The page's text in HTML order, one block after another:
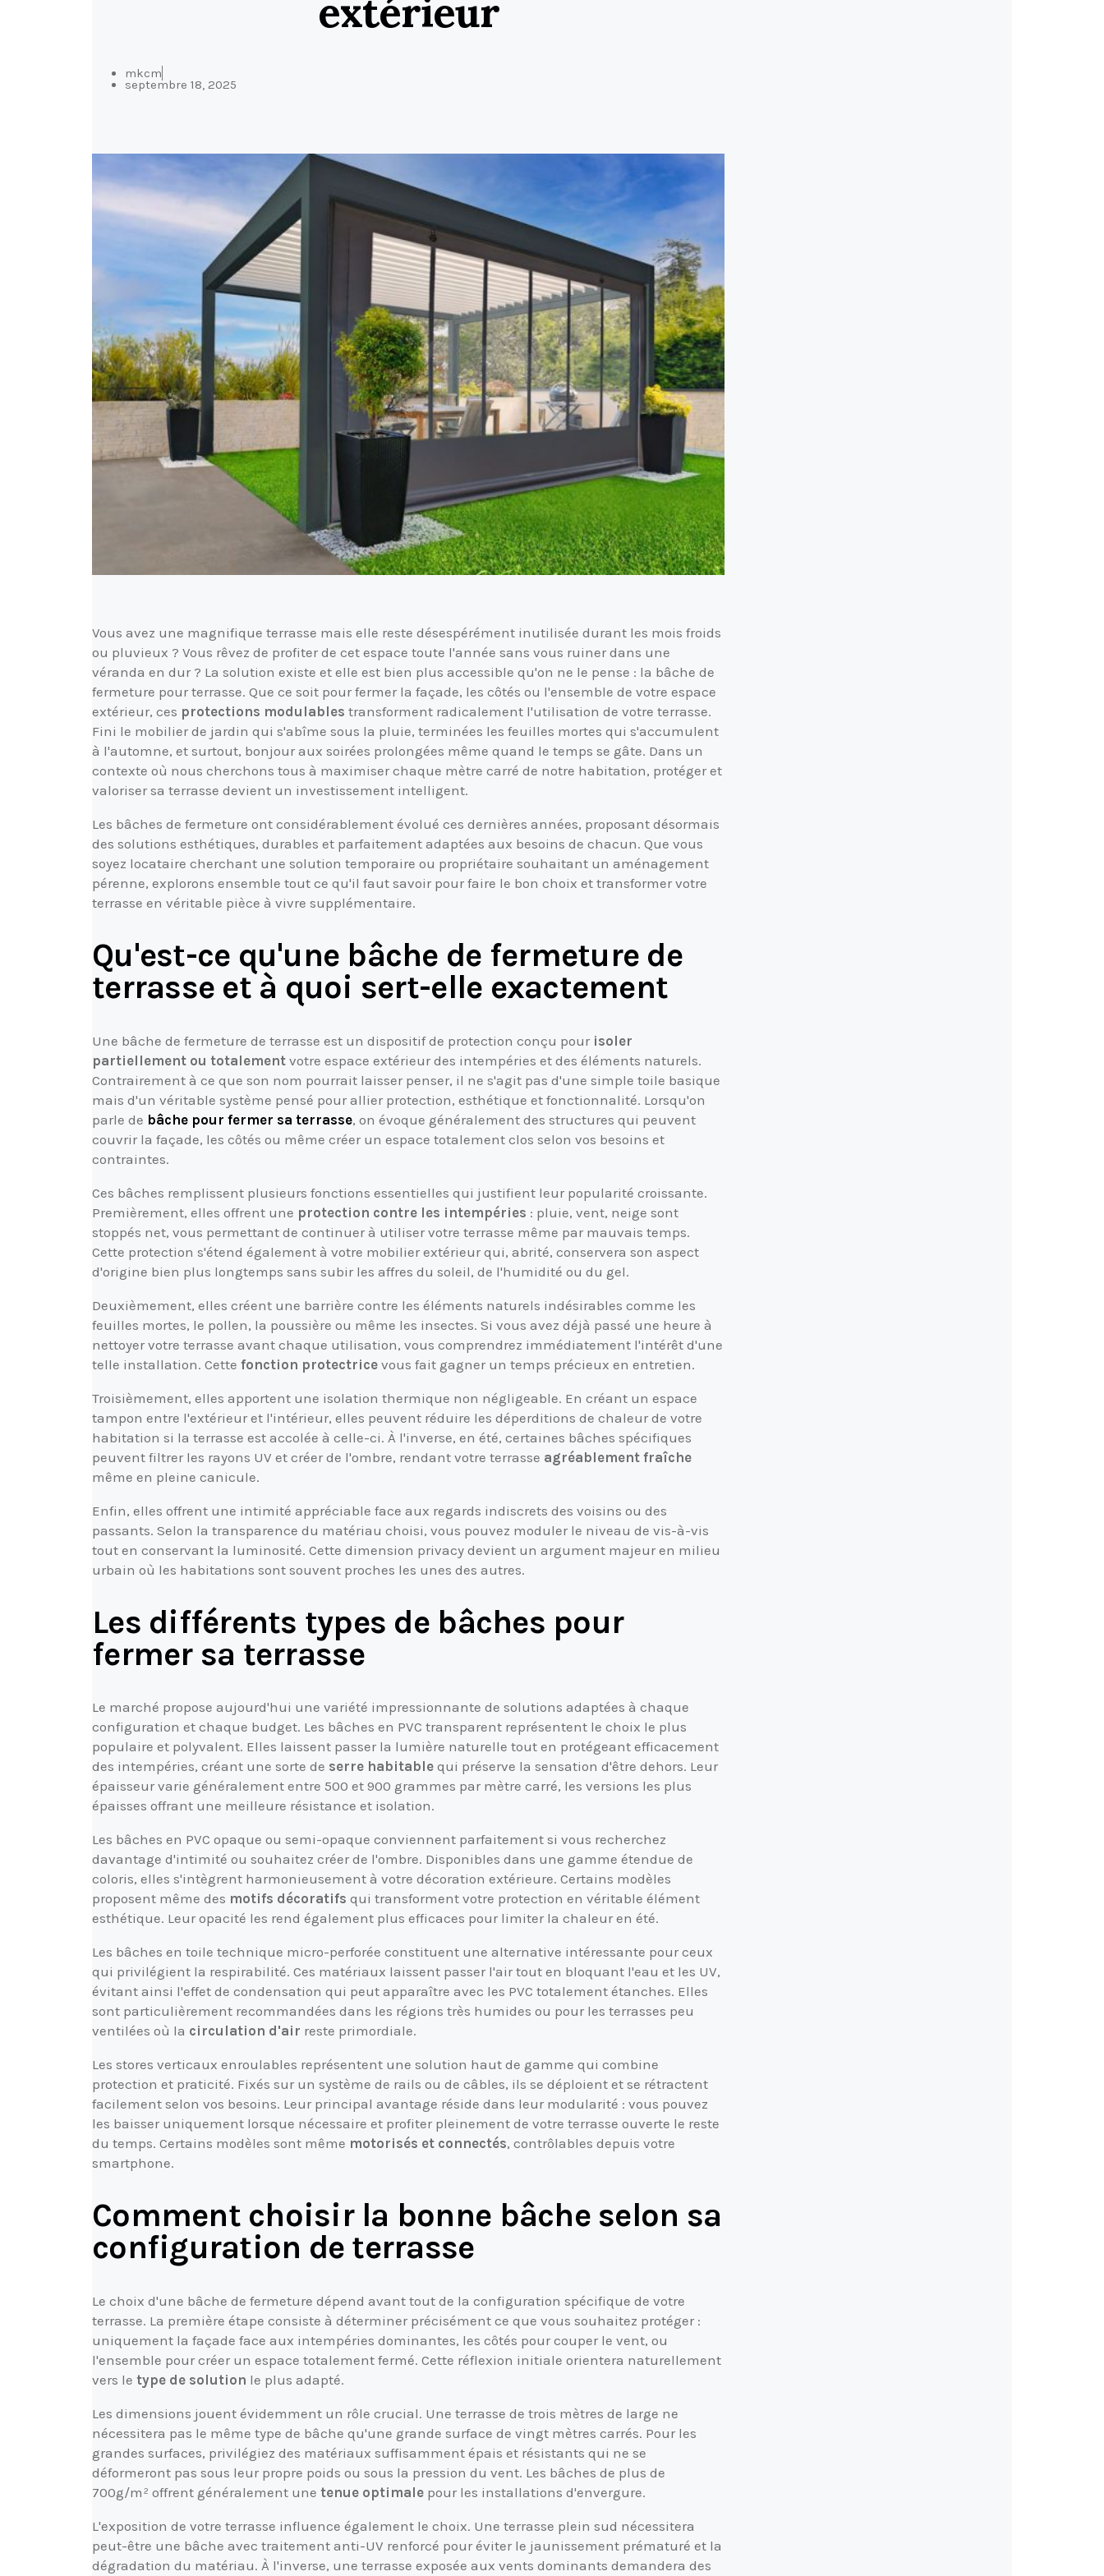
extérieur
mkcm
septembre 18, 2025
Vous avez une magnifique terrasse mais elle reste désespérément inutilisée durant les mois froids
ou pluvieux ? Vous rêvez de profiter de cet espace toute l'année sans vous ruiner dans une
véranda en dur ? La solution existe et elle est bien plus accessible qu'on ne le pense : la bâche de
fermeture pour terrasse. Que ce soit pour fermer la façade, les côtés ou l'ensemble de votre espace
extérieur, ces protections modulables transforment radicalement l'utilisation de votre terrasse.
Fini le mobilier de jardin qui s'abîme sous la pluie, terminées les feuilles mortes qui s'accumulent
à l'automne, et surtout, bonjour aux soirées prolongées même quand le temps se gâte. Dans un
contexte où nous cherchons tous à maximiser chaque mètre carré de notre habitation, protéger et
valoriser sa terrasse devient un investissement intelligent.
Les bâches de fermeture ont considérablement évolué ces dernières années, proposant désormais
des solutions esthétiques, durables et parfaitement adaptées aux besoins de chacun. Que vous
soyez locataire cherchant une solution temporaire ou propriétaire souhaitant un aménagement
pérenne, explorons ensemble tout ce qu'il faut savoir pour faire le bon choix et transformer votre
terrasse en véritable pièce à vivre supplémentaire.
Qu'est-ce qu'une bâche de fermeture de
terrasse et à quoi sert-elle exactement
Une bâche de fermeture de terrasse est un dispositif de protection conçu pour isoler
partiellement ou totalement votre espace extérieur des intempéries et des éléments naturels.
Contrairement à ce que son nom pourrait laisser penser, il ne s'agit pas d'une simple toile basique
mais d'un véritable système pensé pour allier protection, esthétique et fonctionnalité. Lorsqu'on
parle de bâche pour fermer sa terrasse, on évoque généralement des structures qui peuvent
couvrir la façade, les côtés ou même créer un espace totalement clos selon vos besoins et
contraintes.
Ces bâches remplissent plusieurs fonctions essentielles qui justifient leur popularité croissante.
Premièrement, elles offrent une protection contre les intempéries : pluie, vent, neige sont
stoppés net, vous permettant de continuer à utiliser votre terrasse même par mauvais temps.
Cette protection s'étend également à votre mobilier extérieur qui, abrité, conservera son aspect
d'origine bien plus longtemps sans subir les affres du soleil, de l'humidité ou du gel.
Deuxièmement, elles créent une barrière contre les éléments naturels indésirables comme les
feuilles mortes, le pollen, la poussière ou même les insectes. Si vous avez déjà passé une heure à
nettoyer votre terrasse avant chaque utilisation, vous comprendrez immédiatement l'intérêt d'une
telle installation. Cette fonction protectrice vous fait gagner un temps précieux en entretien.
Troisièmement, elles apportent une isolation thermique non négligeable. En créant un espace
tampon entre l'extérieur et l'intérieur, elles peuvent réduire les déperditions de chaleur de votre
habitation si la terrasse est accolée à celle-ci. À l'inverse, en été, certaines bâches spécifiques
peuvent filtrer les rayons UV et créer de l'ombre, rendant votre terrasse agréablement fraîche
même en pleine canicule.
Enfin, elles offrent une intimité appréciable face aux regards indiscrets des voisins ou des
passants. Selon la transparence du matériau choisi, vous pouvez moduler le niveau de vis-à-vis
tout en conservant la luminosité. Cette dimension privacy devient un argument majeur en milieu
urbain où les habitations sont souvent proches les unes des autres.
Les différents types de bâches pour
fermer sa terrasse
Le marché propose aujourd'hui une variété impressionnante de solutions adaptées à chaque
configuration et chaque budget. Les bâches en PVC transparent représentent le choix le plus
populaire et polyvalent. Elles laissent passer la lumière naturelle tout en protégeant efficacement
des intempéries, créant une sorte de serre habitable qui préserve la sensation d'être dehors. Leur
épaisseur varie généralement entre 500 et 900 grammes par mètre carré, les versions les plus
épaisses offrant une meilleure résistance et isolation.
Les bâches en PVC opaque ou semi-opaque conviennent parfaitement si vous recherchez
davantage d'intimité ou souhaitez créer de l'ombre. Disponibles dans une gamme étendue de
coloris, elles s'intègrent harmonieusement à votre décoration extérieure. Certains modèles
proposent même des motifs décoratifs qui transforment votre protection en véritable élément
esthétique. Leur opacité les rend également plus efficaces pour limiter la chaleur en été.
Les bâches en toile technique micro-perforée constituent une alternative intéressante pour ceux
qui privilégient la respirabilité. Ces matériaux laissent passer l'air tout en bloquant l'eau et les UV,
évitant ainsi l'effet de condensation qui peut apparaître avec les PVC totalement étanches. Elles
sont particulièrement recommandées dans les régions très humides ou pour les terrasses peu
ventilées où la circulation d'air reste primordiale.
Les stores verticaux enroulables représentent une solution haut de gamme qui combine
protection et praticité. Fixés sur un système de rails ou de câbles, ils se déploient et se rétractent
facilement selon vos besoins. Leur principal avantage réside dans leur modularité : vous pouvez
les baisser uniquement lorsque nécessaire et profiter pleinement de votre terrasse ouverte le reste
du temps. Certains modèles sont même motorisés et connectés, contrôlables depuis votre
smartphone.
Comment choisir la bonne bâche selon sa
configuration de terrasse
Le choix d'une bâche de fermeture dépend avant tout de la configuration spécifique de votre
terrasse. La première étape consiste à déterminer précisément ce que vous souhaitez protéger :
uniquement la façade face aux intempéries dominantes, les côtés pour couper le vent, ou
l'ensemble pour créer un espace totalement fermé. Cette réflexion initiale orientera naturellement
vers le type de solution le plus adapté.
Les dimensions jouent évidemment un rôle crucial. Une terrasse de trois mètres de large ne
nécessitera pas le même type de bâche qu'une grande surface de vingt mètres carrés. Pour les
grandes surfaces, privilégiez des matériaux suffisamment épais et résistants qui ne se
déformeront pas sous leur propre poids ou sous la pression du vent. Les bâches de plus de
700g/m² offrent généralement une tenue optimale pour les installations d'envergure.
L'exposition de votre terrasse influence également le choix. Une terrasse plein sud nécessitera
peut-être une bâche avec traitement anti-UV renforcé pour éviter le jaunissement prématuré et la
dégradation du matériau. À l'inverse, une terrasse exposée aux vents dominants demandera des